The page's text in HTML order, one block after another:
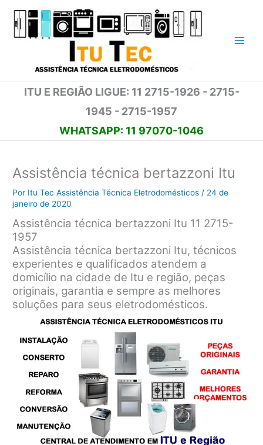
para
ITU E REGIÃO LIGUE: 11 2715-1926 - 2715-
1945 - 2715-1957
WHATSAPP: 11 97070-1046
Assistência técnica bertazzoni Itu
Por Itu Tec Assistência Técnica Eletrodomésticos / 24 de
janeiro de 2020
Assistência técnica bertazzoni Itu 11 2715-
1957
Assistência técnica bertazzoni Itu, técnicos
experientes e qualificados atendem a
domicílio na cidade de Itu e região, peças
originais, garantia e sempre as melhores
soluções para seus eletrodomésticos.